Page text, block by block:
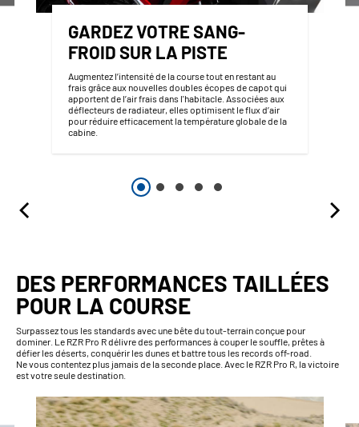
GARDEZ VOTRE SANG-
FROID SUR LA PISTE
Augmentez l’intensité de la course tout en restant au
frais grâce aux nouvelles doubles écopes de capot qui
apportent de l’air frais dans l'habitacle. Associées aux
déflecteurs de radiateur, elles optimisent le flux d’air
pour réduire efficacement la température globale de la
cabine.
DES PERFORMANCES TAILLÉES
POUR LA COURSE
Surpassez tous les standards avec une bête du tout-terrain conçue pour
dominer. Le RZR Pro R délivre des performances à couper le souffle, prêtes à
défier les déserts, conquérir les dunes et battre tous les records off-road.
Ne vous contentez plus jamais de la seconde place. Avec le RZR Pro R, la victoire
est votre seule destination.